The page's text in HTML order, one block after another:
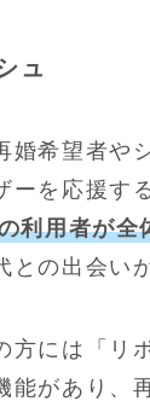
ュ
婚希望者や
ーを応援す
利用者が全
との出会い
方には「リ
能があり、